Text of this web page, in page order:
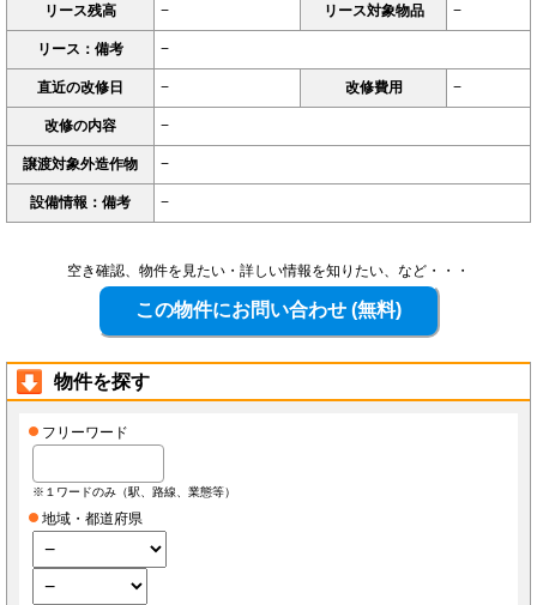
リース残高 − リース対象物品 −
リース：備考 −
直近の改修日 − 改修費用 −
改修の内容 −
譲渡対象外造作物 −
設備情報：備考 −
空き確認、物件を見たい・詳しい情報を知りたい、など・・・
物件を探す
フリーワード
※１ワードのみ（駅、路線、業態等）
地域・都道府県